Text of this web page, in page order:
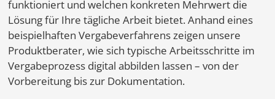
funktioniert und welchen konkreten Mehrwert die
Lösung für Ihre tägliche Arbeit bietet. Anhand eines
beispielhaften Vergabeverfahrens zeigen unsere
Produktberater, wie sich typische Arbeitsschritte im
Vergabeprozess digital abbilden lassen – von der
Vorbereitung bis zur Dokumentation.